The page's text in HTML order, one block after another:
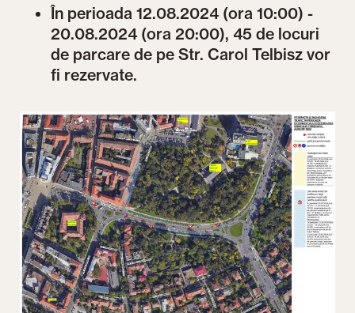
În perioada 12.08.2024 (ora 10:00) -
20.08.2024 (ora 20:00), 45 de locuri
de parcare de pe Str. Carol Telbisz vor
fi rezervate.